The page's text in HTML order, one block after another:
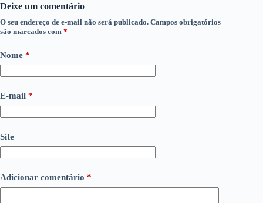
Deixe um comentário
O seu endereço de e-mail não será publicado. Campos obrigatórios
são marcados com *
Nome *
E-mail *
Site
Adicionar comentário *